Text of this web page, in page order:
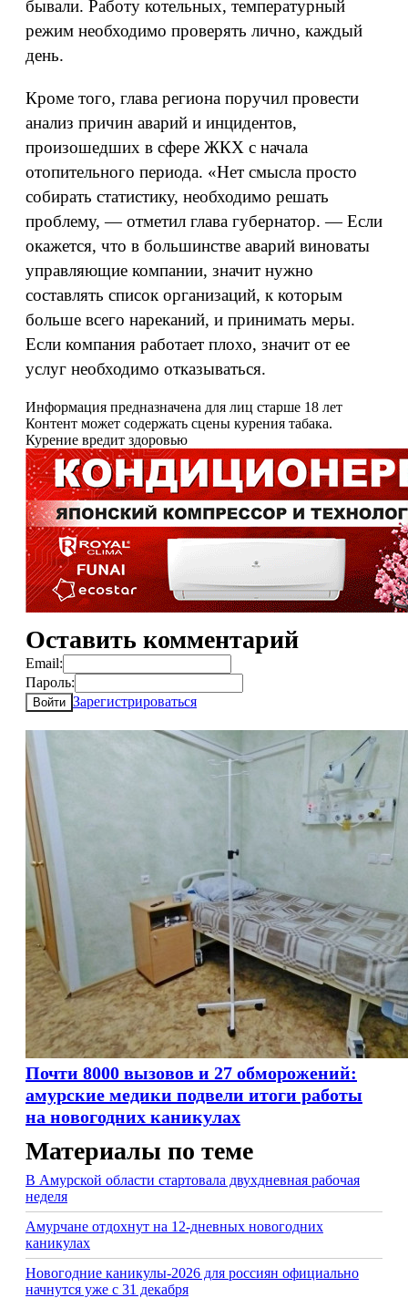
бывали. Работу котельных, температурный
режим необходимо проверять лично, каждый
день.
Кроме того, глава региона поручил провести
анализ причин аварий и инцидентов,
произошедших в сфере ЖКХ с начала
отопительного периода. «Нет смысла просто
собирать статистику, необходимо решать
проблему, — отметил глава губернатор. — Если
окажется, что в большинстве аварий виноваты
управляющие компании, значит нужно
составлять список организаций, к которым
больше всего нареканий, и принимать меры.
Если компания работает плохо, значит от ее
услуг необходимо отказываться.
Информация предназначена для лиц старше 18 лет
Контент может содержать сцены курения табака.
Курение вредит здоровью
Оставить комментарий
Email:
Пароль:
Войти Зарегистрироваться
Почти 8000 вызовов и 27 обморожений:
амурские медики подвели итоги работы
на новогодних каникулах
Материалы по теме
В Амурской области стартовала двухдневная рабочая
неделя
Амурчане отдохнут на 12-дневных новогодних
каникулах
Новогодние каникулы-2026 для россиян официально
начнутся уже с 31 декабря